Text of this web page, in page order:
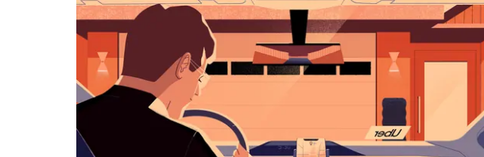
закрыть
календарь,
нажмите
Esc.